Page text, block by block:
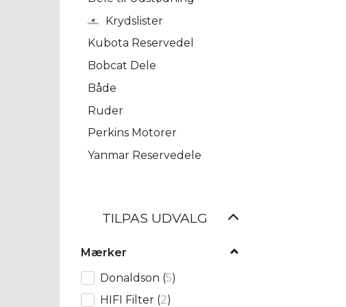
Krydslister
Kubota Reservedel
Bobcat Dele
Både
Ruder
Perkins Motorer
Yanmar Reservedele
TILPAS UDVALG
Mærker
Donaldson (5)
HIFI Filter (2)